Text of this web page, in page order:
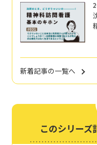
新着記事の一覧へ
このシリーズ